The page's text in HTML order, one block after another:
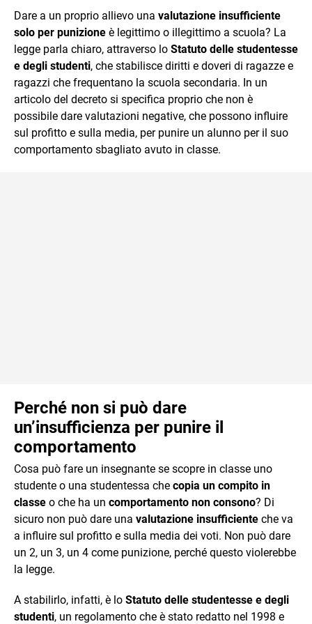
Dare a un proprio allievo una valutazione insufficiente
solo per punizione è legittimo o illegittimo a scuola? La
legge parla chiaro, attraverso lo Statuto delle studentesse
e degli studenti, che stabilisce diritti e doveri di ragazze e
ragazzi che frequentano la scuola secondaria. In un
articolo del decreto si specifica proprio che non è
possibile dare valutazioni negative, che possono influire
sul profitto e sulla media, per punire un alunno per il suo
comportamento sbagliato avuto in classe.
Perché non si può dare
un’insufficienza per punire il
comportamento
Cosa può fare un insegnante se scopre in classe uno
studente o una studentessa che copia un compito in
classe o che ha un comportamento non consono? Di
sicuro non può dare una valutazione insufficiente che va
a influire sul profitto e sulla media dei voti. Non può dare
un 2, un 3, un 4 come punizione, perché questo violerebbe
la legge.
A stabilirlo, infatti, è lo Statuto delle studentesse e degli
studenti, un regolamento che è stato redatto nel 1998 e